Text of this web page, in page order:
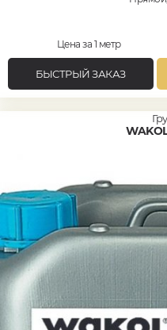
Цена за 1 метр
БЫСТРЫЙ ЗАКАЗ